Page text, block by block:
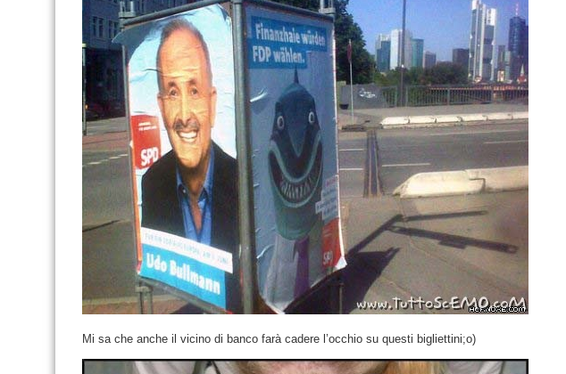
Mi sa che anche il vicino di banco farà cadere l’occhio su questi bigliettini;o)